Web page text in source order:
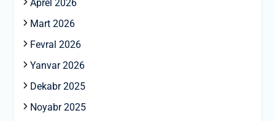
Aprel 2026
Mart 2026
Fevral 2026
Yanvar 2026
Dekabr 2025
Noyabr 2025